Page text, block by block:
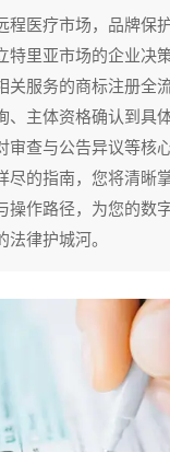
程医疗市场，品牌保
特里亚市场的企业决
关服务的商标注册全
、主体资格确认到具
审查与公告异议等核
尽的指南，您将清晰
操作路径，为您的数
法律护城河。